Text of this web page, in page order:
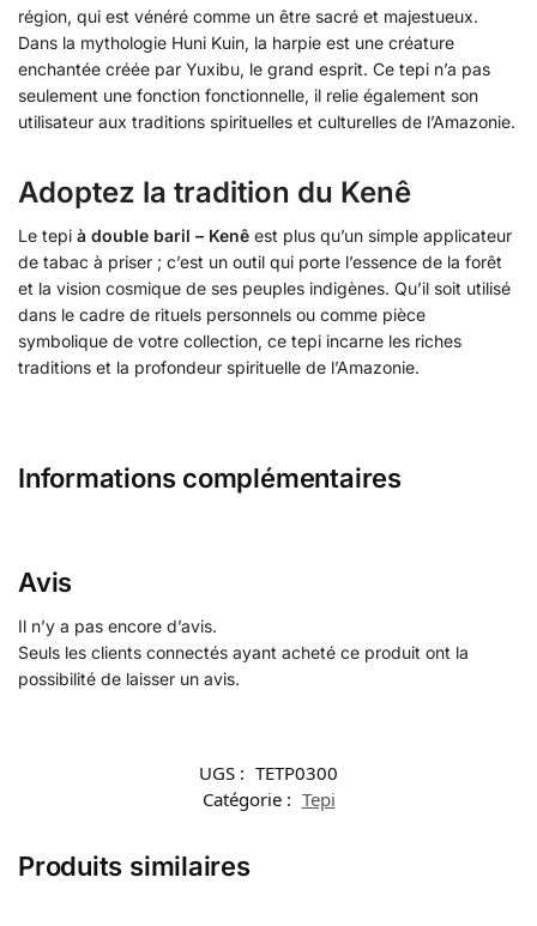
région, qui est vénéré comme un être sacré et majestueux.
Dans la mythologie Huni Kuin, la harpie est une créature
enchantée créée par Yuxibu, le grand esprit. Ce tepi n’a pas
seulement une fonction fonctionnelle, il relie également son
utilisateur aux traditions spirituelles et culturelles de l’Amazonie.
Adoptez la tradition du Kenê
Le tepi à double baril – Kenê est plus qu’un simple applicateur
de tabac à priser ; c’est un outil qui porte l’essence de la forêt
et la vision cosmique de ses peuples indigènes. Qu’il soit utilisé
dans le cadre de rituels personnels ou comme pièce
symbolique de votre collection, ce tepi incarne les riches
traditions et la profondeur spirituelle de l’Amazonie.
Informations complémentaires
Avis
Il n’y a pas encore d’avis.
Seuls les clients connectés ayant acheté ce produit ont la
possibilité de laisser un avis.
UGS : TETP0300
Catégorie : Tepi
Produits similaires